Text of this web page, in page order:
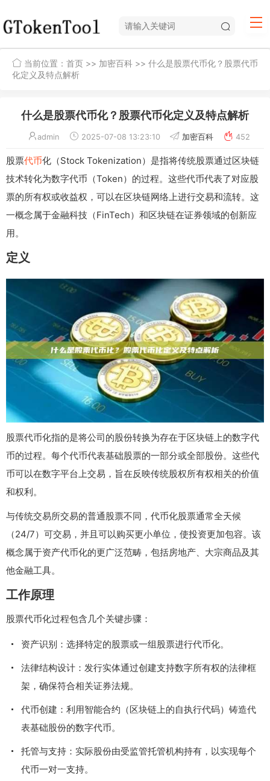
当前位置： 首页 >> 加密百科 >> 什么是股票代币化？股票代币
化定义及特点解析
什么是股票代币化？股票代币化定义及特点解析
admin 2025-07-08 13:23:10 加密百科 452
股票代币化（Stock Tokenization）是指将传统股票通过区块链
技术转化为数字代币（Token）的过程。这些代币代表了对应股
票的所有权或收益权，可以在区块链网络上进行交易和流转。这
一概念属于金融科技（FinTech）和区块链在证券领域的创新应
用。
定义
股票代币化指的是将公司的股份转换为存在于区块链上的数字代
币的过程。每个代币代表基础股票的一部分或全部股份。这些代
币可以在数字平台上交易，旨在反映传统股权所有权相关的价值
和权利。
与传统交易所交易的普通股票不同，代币化股票通常全天候
（24/7）可交易，并且可以购买更小单位，使投资更加包容。该
概念属于资产代币化的更广泛范畴，包括房地产、大宗商品及其
他金融工具。
工作原理
股票代币化过程包含几个关键步骤：
资产识别：选择特定的股票或一组股票进行代币化。
法律结构设计：发行实体通过创建支持数字所有权的法律框
架，确保符合相关证券法规。
代币创建：利用智能合约（区块链上的自执行代码）铸造代
表基础股份的数字代币。
托管与支持：实际股份由受监管托管机构持有，以实现每个
代币一对一支持。